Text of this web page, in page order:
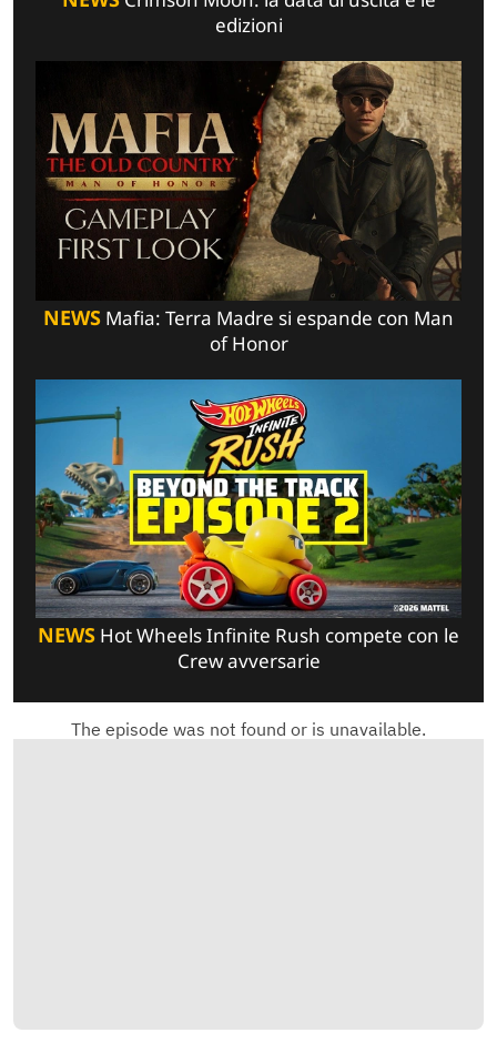
edizioni
NEWS Mafia: Terra Madre si espande con Man
of Honor
NEWS Hot Wheels Infinite Rush compete con le
Crew avversarie